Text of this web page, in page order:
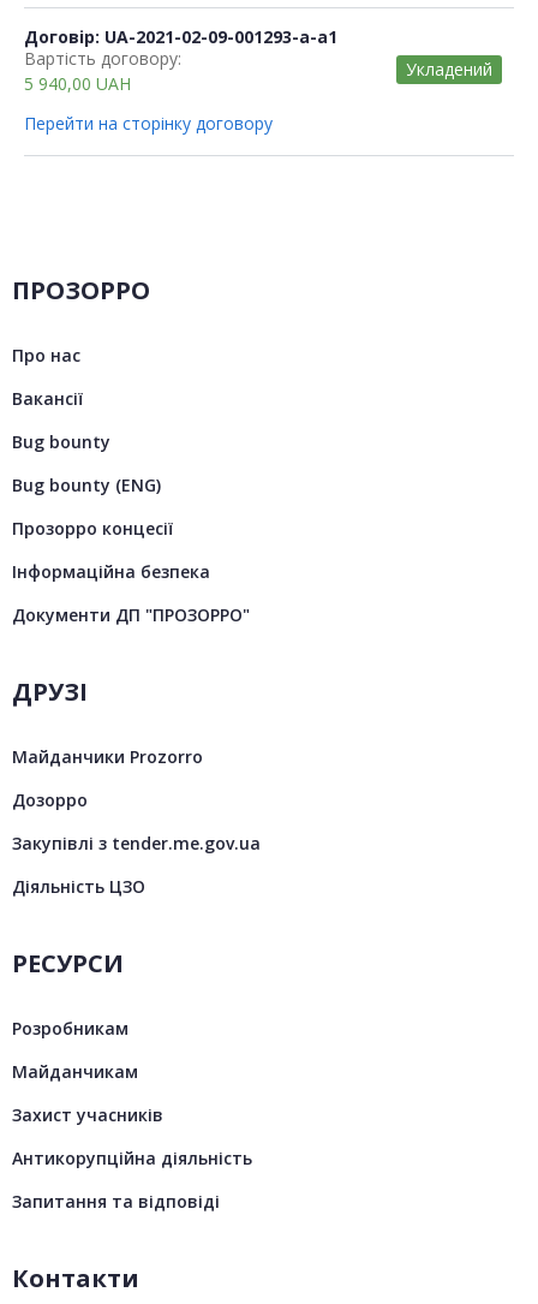
Договір: UA-2021-02-09-001293-a-a1
Вартість договору:
5 940,00 UAH
Укладений
Перейти на сторінку договору
ПРОЗОРРО
Про нас
Вакансії
Bug bounty
Bug bounty (ENG)
Прозорро концесії
Інформаційна безпека
Документи ДП "ПРОЗОРРО"
ДРУЗІ
Майданчики Prozorro
Дозорро
Закупівлі з tender.me.gov.ua
Діяльність ЦЗО
РЕСУРСИ
Розробникам
Майданчикам
Захист учасників
Антикорупційна діяльність
Запитання та відповіді
Контакти